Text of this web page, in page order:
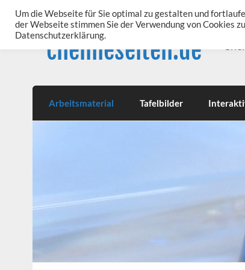
content
chemieseiten.de
Arbeitsmaterial Tafelbilder
Um die Webseite für Sie optimal zu gestalten und
der Webseite stimmen Sie der Verwendung von Cookies
Datenschutzerklärung.